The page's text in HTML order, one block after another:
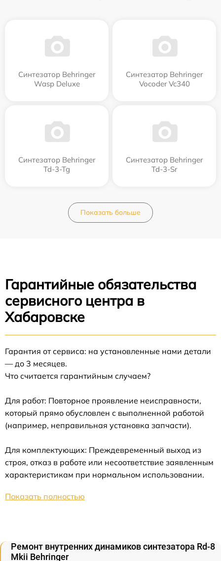
Синтезатор Behringer
Wasp Deluxe
Синтезатор Behringer
Vocoder Vc340
Синтезатор Behringer
Td-3-Tg
Синтезатор Behringer
Td-3-Sr
Показать больше
Гарантийные обязательства
сервисного центра в
Хабаровске
Гарантия от сервиса: на установленные нами детали
— до 3 месяцев.
Что считается гарантийным случаем?
Для работ: Повторное проявление неисправности,
который прямо обусловлен с выполненной работой
(например, неправильная установка запчасти).
Для комплектующих: Преждевременный выход из
строя, отказ в работе или несоответствие заявленным
характеристикам при нормальном использовании.
Показать полностью
Ремонт внутренних динамиков синтезатора Rd-8
Mkii Behringer